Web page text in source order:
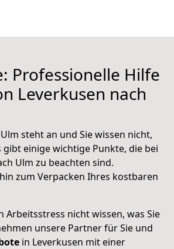
Professionelle Hilfe
Leverkusen nach
steht an und Sie wissen nicht,
gibt einige wichtige Punkte, die bei
Ulm zu beachten sind.
zum Verpacken Ihres kostbaren
nicht wissen, was Sie
unsere Partner für Sie und
in Leverkusen mit einer